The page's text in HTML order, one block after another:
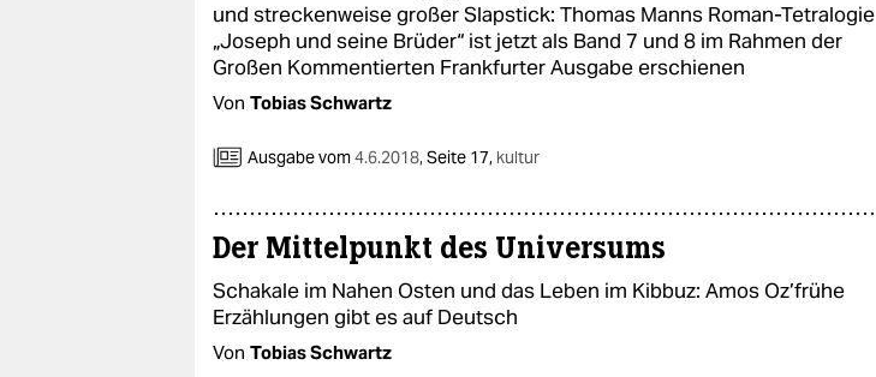
und streckenweise großer Slapstick: Thomas Manns Roman-Tetralogie
„Joseph und seine Brüder“ ist jetzt als Band 7 und 8 im Rahmen der
Großen Kommentierten Frankfurter Ausgabe erschienen
Von Tobias Schwartz
Ausgabe vom4.6.2018,Seite 17, kultur
Der Mittelpunkt des Universums
Schakale im Nahen Osten und das Leben im Kibbuz: Amos Oz’frühe
Erzählungen gibt es auf Deutsch
Von Tobias Schwartz